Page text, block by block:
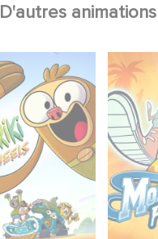
D'autres